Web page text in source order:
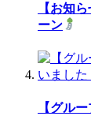
【お知
ーン
【グル